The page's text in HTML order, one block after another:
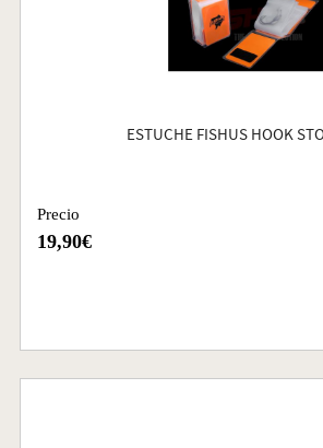
ESTUCHE FISHUS HOOK
Precio
19,90€